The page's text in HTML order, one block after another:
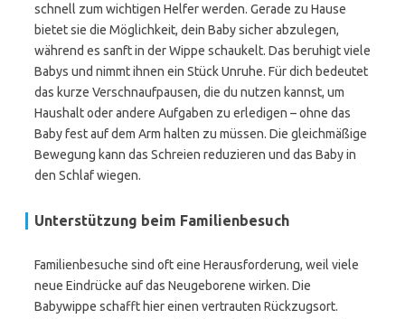
schnell zum wichtigen Helfer werden. Gerade zu Hause
bietet sie die Möglichkeit, dein Baby sicher abzulegen,
während es sanft in der Wippe schaukelt. Das beruhigt viele
Babys und nimmt ihnen ein Stück Unruhe. Für dich bedeutet
das kurze Verschnaufpausen, die du nutzen kannst, um
Haushalt oder andere Aufgaben zu erledigen – ohne das
Baby fest auf dem Arm halten zu müssen. Die gleichmäßige
Bewegung kann das Schreien reduzieren und das Baby in
den Schlaf wiegen.
Unterstützung beim Familienbesuch
Familienbesuche sind oft eine Herausforderung, weil viele
neue Eindrücke auf das Neugeborene wirken. Die
Babywippe schafft hier einen vertrauten Rückzugsort.